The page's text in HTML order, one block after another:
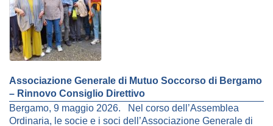
Associazione Generale di Mutuo Soccorso di Bergamo
– Rinnovo Consiglio Direttivo
Bergamo, 9 maggio 2026. Nel corso dell’Assemblea
Ordinaria, le socie e i soci dell’Associazione Generale di